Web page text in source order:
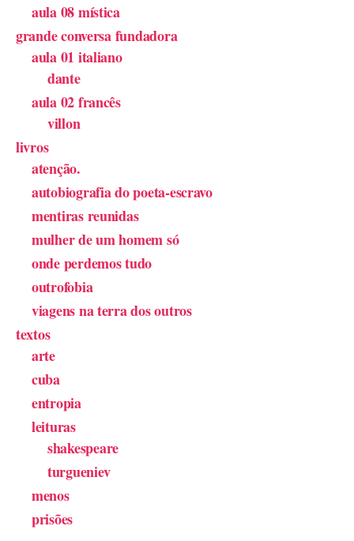
aula 08 mística
grande conversa fundadora
aula 01 italiano
dante
aula 02 francês
villon
livros
atenção.
autobiografia do poeta-escravo
mentiras reunidas
mulher de um homem só
onde perdemos tudo
outrofobia
viagens na terra dos outros
textos
arte
cuba
entropia
leituras
shakespeare
turgueniev
menos
prisões